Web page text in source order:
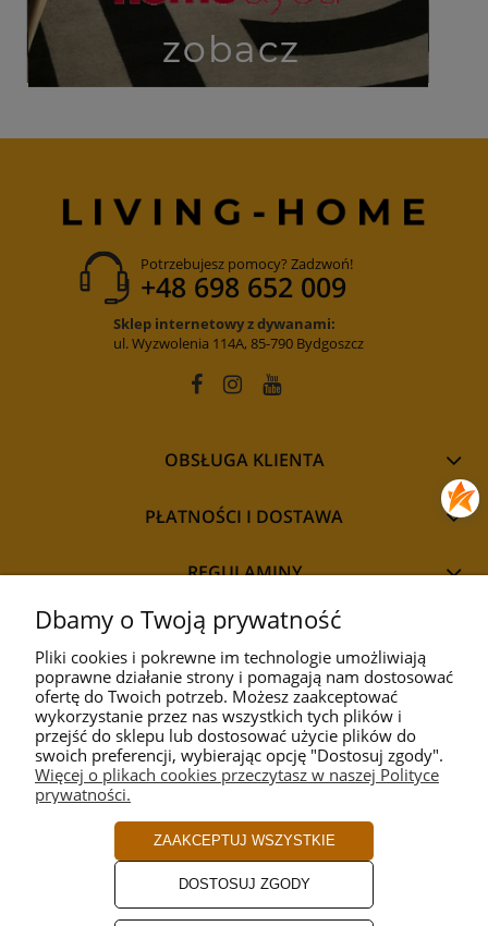
Potrzebujesz pomocy? Zadzwoń!
+48 698 652 009
Sklep internetowy z dywanami:
ul. Wyzwolenia 114A, 85-790 Bydgoszcz
OBSŁUGA KLIENTA
PŁATNOŚCI I DOSTAWA
REGULAMINY
STYL
PRZEZNACZENIE
PRODUCENCI
ROZMIAR
Dbamy o Twoją prywatność
Pliki cookies i pokrewne im technologie umożliwiają
poprawne działanie strony i pomagają nam dostosować
ofertę do Twoich potrzeb. Możesz zaakceptować
wykorzystanie przez nas wszystkich tych plików i
przejść do sklepu lub dostosować użycie plików do
swoich preferencji, wybierając opcję "Dostosuj zgody".
Więcej o plikach cookies przeczytasz w naszej Polityce
prywatności.
DOSTOSUJ ZGODY
ZAAKCEPTUJ WSZYSTKIE